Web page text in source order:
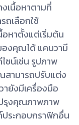
เนื้อหาตามที่
ถเลือกใช้
หาตั้งแต่เริ่มต้น
องคุณได้ แคนวามี
ซน์เช่น รูปภาพ
สามารถปรับแต่ง
ยังมีเครื่องมือ
รุงคุณภาพภาพ
ประกอบกราฟิกอื่น